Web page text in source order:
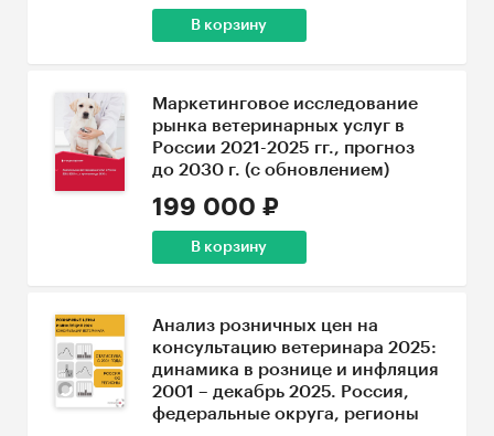
В корзину
Маркетинговое исследование
рынка ветеринарных услуг в
России 2021-2025 гг., прогноз
до 2030 г. (с обновлением)
199 000 ₽
В корзину
Анализ розничных цен на
консультацию ветеринара 2025:
динамика в рознице и инфляция
2001 – декабрь 2025. Россия,
федеральные округа, регионы